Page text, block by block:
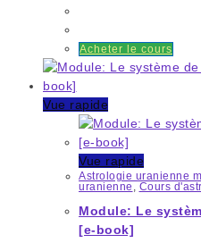
Acheter le cours
Vue rapide
Vue rapide
Astrologie uranienne
uranienne
Cours
Module: Le
[e-book]